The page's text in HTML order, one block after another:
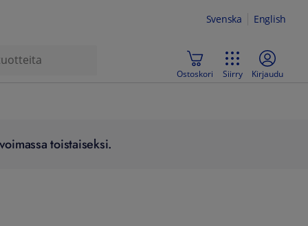
Svenska English
Ostoskori Siirry Kirjaudu
toistaiseksi.